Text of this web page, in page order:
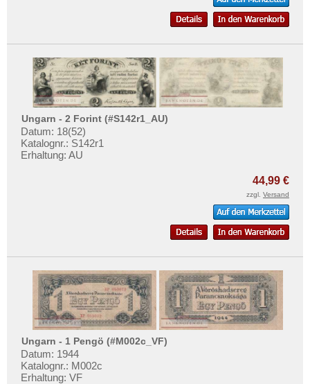
Erhaltungsgrade
Gratisbanknoten
FAQ
Mehr über...
Zahlungsbedingungen
Privatsphäre und Datenschutz
Ungarn - 2 Forint (#S142r1_AU)
Datum: 18(52)
Katalognr.: S142r1
Erhaltung: AU
44,99 €
zzgl. Versand
Ungarn - 1 Pengö (#M002c_VF)
Datum: 1944
Katalognr.: M002c
Erhaltung: VF